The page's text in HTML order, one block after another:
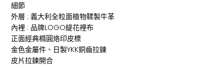
細節
外層 : 義大利全粒面植物鞣製牛革
內裡 : 品牌LOGO緹花裡布
正面經典橢圓烙印皮標
金色金屬件、日製YKK銅齒拉鍊
皮片拉鍊開合